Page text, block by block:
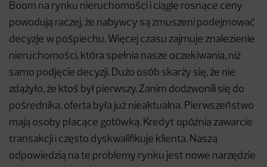
Boom na rynku nieruchomości i ciągle rosnące ceny
powodują raczej, że nabywcy są zmuszeni podejmować
decyzje w pośpiechu. Więcej czasu zajmuje znalezienie
nieruchomości, która spełnia nasze oczekiwania, niż
samo podjęcie decyzji. Dużo osób skarży się, że nie
zdążyło, że ktoś był pierwszy. Zanim dodzwonili się do
pośrednika, oferta była już nieaktualna. Pierwszeństwo
mają osoby płacące gotówką. Kredyt opóźnia zawarcie
transakcji i często dyskwalifikuje klienta. Naszą
odpowiedzią na te problemy rynku jest nowe narzędzie